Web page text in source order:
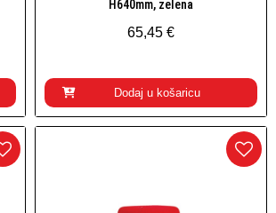
H640mm, zelena
65,45 €
Dodaj u košaricu